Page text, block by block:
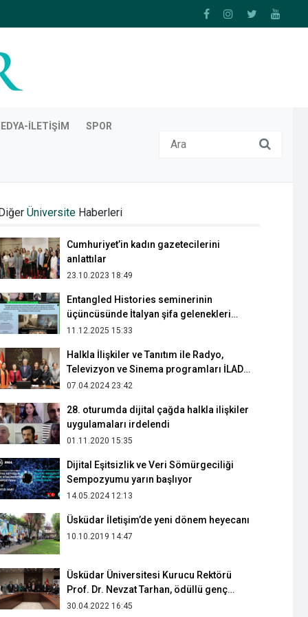
İLETIŞIM SPOR
ÜniversiteHaberleri
16.11.2022 18:52
Cumhuriyet’in kadın gazetecilerini
anlattılar
23.10.2023 18:49
Entangled Histories seminerinin
üçüncüsünde İtalyan şifa gelenekleri
irdelendi
11.12.2025 15:33
Halkla İlişkiler ve Tanıtım ile Radyo,
Televizyon ve Sinema programları İLAD
tarafından akredite edildi
07.04.2024 23:42
28. oturumda dijital çağda halkla ilişkiler
uygulamaları irdelendi
01.11.2020 15:35
Dijital Eşitsizlik ve Veri Sömürgeciliği
Sempozyumu yarın başlıyor
14.05.2024 12:13
Üsküdar İletişim’de yeni dönem heyecanı
10.10.2019 14:47
Üsküdar Üniversitesi Kurucu Rektörü
Prof. Dr. Nevzat Tarhan, ödüllü genç
iletişimcileri onurlandırdı
30.04.2022 16:45